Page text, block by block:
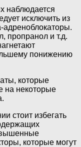
наблюдается
исключить из
адреноблокаторы.
пропранол и т.д.
понижению
которые
на некоторые
стоит избегать
которые могут